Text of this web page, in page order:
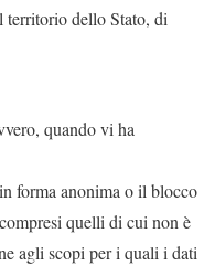
territorio dello Stato, di
quando vi ha
forma anonima o il blocco
quelli di cui non è
agli scopi per i quali i dati